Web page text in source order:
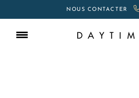
NOUS CONTACTER